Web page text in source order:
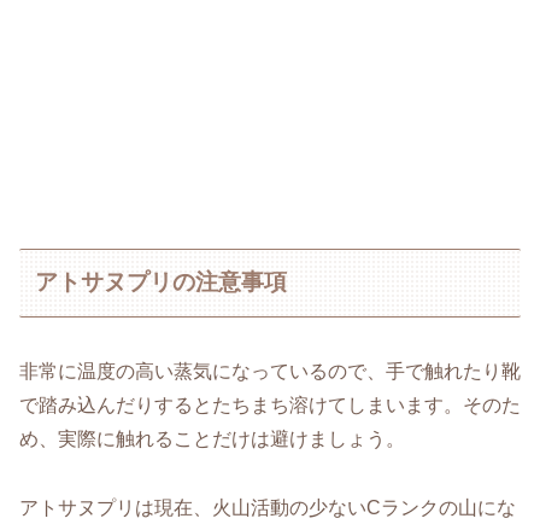
アトサヌプリの注意事項
非常に温度の高い蒸気になっているので、手で触れたり靴
で踏み込んだりするとたちまち溶けてしまいます。そのた
め、実際に触れることだけは避けましょう。
アトサヌプリは現在、火山活動の少ないCランクの山にな